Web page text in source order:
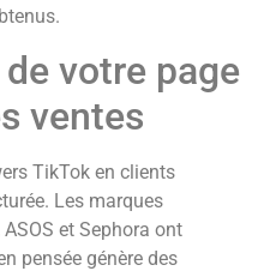
votre page
ventes
TikTok en clients
Les marques
et Sephora ont
pensée génère des